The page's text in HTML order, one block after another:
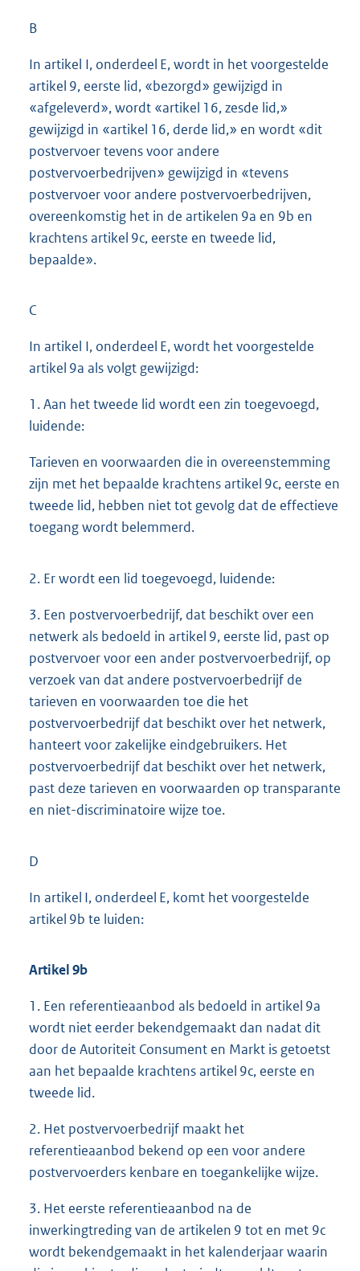
B
In artikel I, onderdeel E, wordt in het voorgestelde
artikel 9, eerste lid, «bezorgd» gewijzigd in
«afgeleverd», wordt «artikel 16, zesde lid,»
gewijzigd in «artikel 16, derde lid,» en wordt «dit
postvervoer tevens voor andere
postvervoerbedrijven» gewijzigd in «tevens
postvervoer voor andere postvervoerbedrijven,
overeenkomstig het in de artikelen 9a en 9b en
krachtens artikel 9c, eerste en tweede lid,
bepaalde».
C
In artikel I, onderdeel E, wordt het voorgestelde
artikel 9a als volgt gewijzigd:
1. Aan het tweede lid wordt een zin toegevoegd,
luidende:
Tarieven en voorwaarden die in overeenstemming
zijn met het bepaalde krachtens artikel 9c, eerste en
tweede lid, hebben niet tot gevolg dat de effectieve
toegang wordt belemmerd.
2. Er wordt een lid toegevoegd, luidende:
3. Een postvervoerbedrijf, dat beschikt over een
netwerk als bedoeld in artikel 9, eerste lid, past op
postvervoer voor een ander postvervoerbedrijf, op
verzoek van dat andere postvervoerbedrijf de
tarieven en voorwaarden toe die het
postvervoerbedrijf dat beschikt over het netwerk,
hanteert voor zakelijke eindgebruikers. Het
postvervoerbedrijf dat beschikt over het netwerk,
past deze tarieven en voorwaarden op transparante
en niet-discriminatoire wijze toe.
D
In artikel I, onderdeel E, komt het voorgestelde
artikel 9b te luiden:
Artikel 9b
1. Een referentieaanbod als bedoeld in artikel 9a
wordt niet eerder bekendgemaakt dan nadat dit
door de Autoriteit Consument en Markt is getoetst
aan het bepaalde krachtens artikel 9c, eerste en
tweede lid.
2. Het postvervoerbedrijf maakt het
referentieaanbod bekend op een voor andere
postvervoerders kenbare en toegankelijke wijze.
3. Het eerste referentieaanbod na de
inwerkingtreding van de artikelen 9 tot en met 9c
wordt bekendgemaakt in het kalenderjaar waarin